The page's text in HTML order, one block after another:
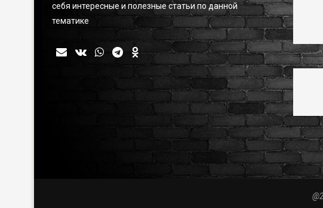
себя интересные и полезные статьи по данной
тематике